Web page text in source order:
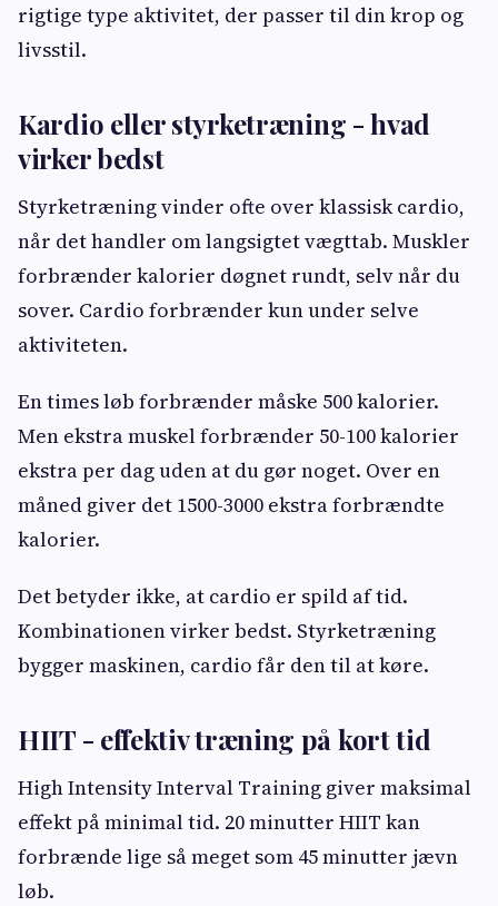
rigtige type aktivitet, der passer til din krop og
livsstil.
Kardio eller styrketræning - hvad
virker bedst
Styrketræning vinder ofte over klassisk cardio,
når det handler om langsigtet vægttab. Muskler
forbrænder kalorier døgnet rundt, selv når du
sover. Cardio forbrænder kun under selve
aktiviteten.
En times løb forbrænder måske 500 kalorier.
Men ekstra muskel forbrænder 50-100 kalorier
ekstra per dag uden at du gør noget. Over en
måned giver det 1500-3000 ekstra forbrændte
kalorier.
Det betyder ikke, at cardio er spild af tid.
Kombinationen virker bedst. Styrketræning
bygger maskinen, cardio får den til at køre.
HIIT - effektiv træning på kort tid
High Intensity Interval Training giver maksimal
effekt på minimal tid. 20 minutter HIIT kan
forbrænde lige så meget som 45 minutter jævn
løb.